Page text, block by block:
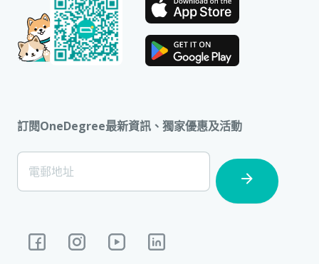
訂閱OneDegree最新資訊、獨家優惠及活動
[Footer]
Subscription
電郵地址